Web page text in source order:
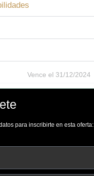
Vence el 31/12/2024
para inscribirte en esta oferta: